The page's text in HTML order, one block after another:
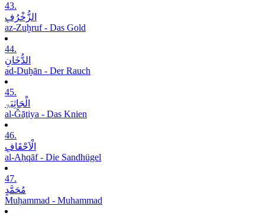
43.
الزُّخْرُفِ
az-Zuḫruf - Das Gold
44.
الدُّخَانِ
ad-Duḫān - Der Rauch
45.
الْجَاثِیَۃِ
al-Ǧāṯiya - Das Knien
46.
الْاَحْقَافِ
al-Aḥqāf - Die Sandhügel
47.
مُحَمَّدٍ
Muḥammad - Muhammad